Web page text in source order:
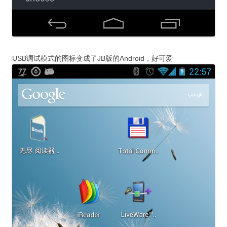
USB调试模式的图标变成了JB版的Android，好可爱